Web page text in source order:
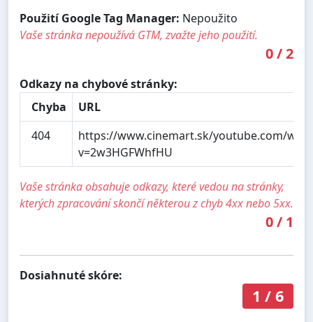
Použití Google Tag Manager: Nepoužito
Vaše stránka nepoužívá GTM, zvažte jeho použití.
0/2
Odkazy na chybové stránky:
Chyba
URL
404
https://www.cinemart.sk/youtube.com/
v=2w3HGFWhfHU
Vaše stránka obsahuje odkazy, které vedou na stránky,
kterých zpracování skončí některou z chyb 4xx nebo 5xx.
0/ 1
Dosiahnuté skóre:
1 / 6